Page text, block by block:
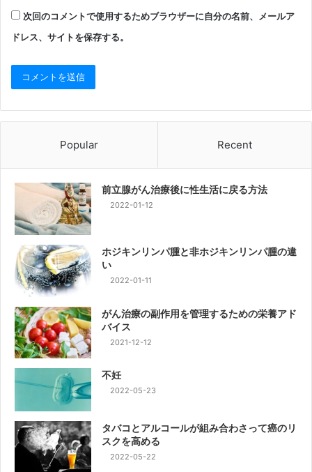
次回のコメントで使用するためブラウザーに自分の名前、メールア
ドレス、サイトを保存する。
Popular Recent
前立腺がん治療後に性生活に戻る方法
2022-01-12
ホジキンリンパ腫と非ホジキンリンパ腫の違
い
2022-01-11
がん治療の副作用を管理するための栄養アド
バイス
2021-12-12
不妊
2022-05-23
タバコとアルコールが組み合わさって癌のリ
スクを高める
2022-05-22